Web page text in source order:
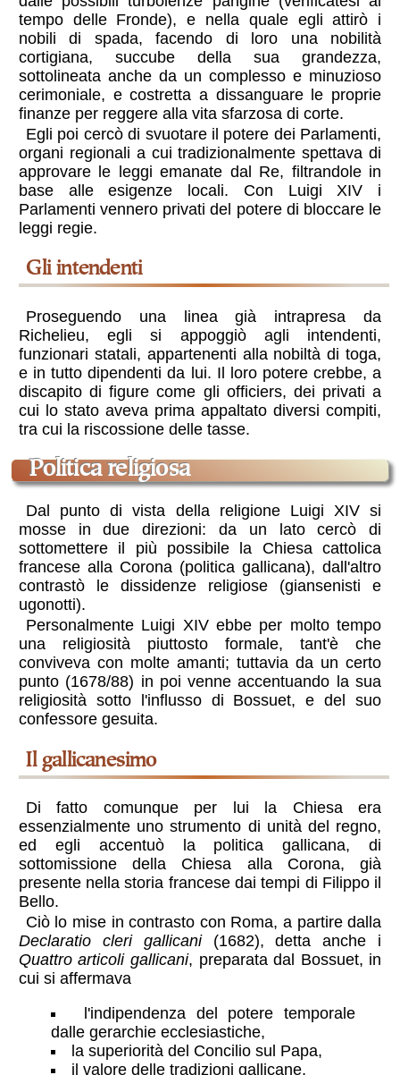
tempo delle Fronde), e nella quale egli attirò i
nobili di spada, facendo di loro una nobilità
cortigiana, succube della sua grandezza,
sottolineata anche da un complesso e minuzioso
cerimoniale, e costretta a dissanguare le proprie
finanze per reggere alla vita sfarzosa di corte.
Egli poi cercò di svuotare il potere dei Parlamenti,
organi regionali a cui tradizionalmente spettava di
approvare le leggi emanate dal Re, filtrandole in
base alle esigenze locali. Con Luigi XIV i
Parlamenti vennero privati del potere di bloccare le
leggi regie.
gli intendenti
Proseguendo una linea già intrapresa da
Richelieu, egli si appoggiò agli intendenti,
funzionari statali, appartenenti alla nobiltà di toga,
e in tutto dipendenti da lui. Il loro potere crebbe, a
discapito di figure come gli officiers, dei privati a
cui lo stato aveva prima appaltato diversi compiti,
tra cui la riscossione delle tasse.
politica religiosa
Dal punto di vista della religione Luigi XIV si
mosse in due direzioni: da un lato cercò di
sottomettere il più possibile la Chiesa cattolica
francese alla Corona (politica gallicana), dall'altro
contrastò le dissidenze religiose (giansenisti e
ugonotti).
Personalmente Luigi XIV ebbe per molto tempo
una religiosità piuttosto formale, tant'è che
conviveva con molte amanti; tuttavia da un certo
punto (1678/88) in poi venne accentuando la sua
religiosità sotto l'influsso di Bossuet, e del suo
confessore gesuita.
il gallicanesimo
Di fatto comunque per lui la Chiesa era
essenzialmente uno strumento di unità del regno,
ed egli accentuò la politica gallicana, di
sottomissione della Chiesa alla Corona, già
presente nella storia francese dai tempi di Filippo il
Bello.
Ciò lo mise in contrasto con Roma, a partire dalla
Declaratio cleri gallicani(1682), detta anche i
Quattro articoli gallicani, preparata dal Bossuet, in
cui si affermava
l'indipendenza del potere temporale
dalle gerarchie ecclesiastiche,
la superiorità del Concilio sul Papa,
il valore delle tradizioni gallicane,